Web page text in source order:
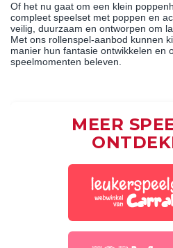
Of het nu gaat om een klein
compleet speelset met poppen en
veilig, duurzaam en ontworpen om
Met ons rollenspel-aanbod kunnen
manier hun fantasie ontwikkelen en
speelmomenten beleven.
MEER